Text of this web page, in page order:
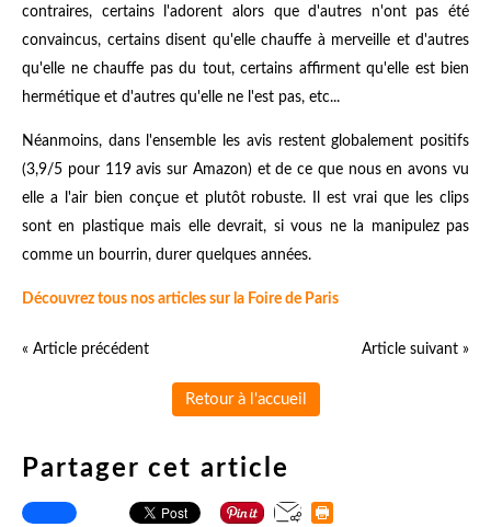
contraires, certains l'adorent alors que d'autres n'ont pas été
convaincus, certains disent qu'elle chauffe à merveille et d'autres
qu'elle ne chauffe pas du tout, certains affirment qu'elle est bien
hermétique et d'autres qu'elle ne l'est pas, etc...
Néanmoins, dans l'ensemble les avis restent globalement positifs
(3,9/5 pour 119 avis sur Amazon) et de ce que nous en avons vu
elle a l'air bien conçue et plutôt robuste. Il est vrai que les clips
sont en plastique mais elle devrait, si vous ne la manipulez pas
comme un bourrin, durer quelques années.
Découvrez tous nos articles sur la Foire de Paris
« Article précédent Article suivant »
Retour à l'accueil
Partager cet article